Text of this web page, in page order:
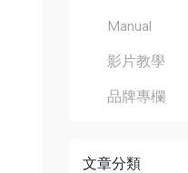
Manual
影片教學
品牌專欄
文章分類